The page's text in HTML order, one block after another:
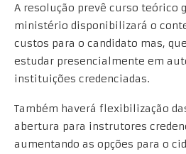
A resolução prevê curso teórico
ministério disponibilizará o
custos para o candidato mas,
estudar presencialmente em
instituições credenciadas.
Também haverá flexibilização
abertura para instrutores
aumentando as opções para o